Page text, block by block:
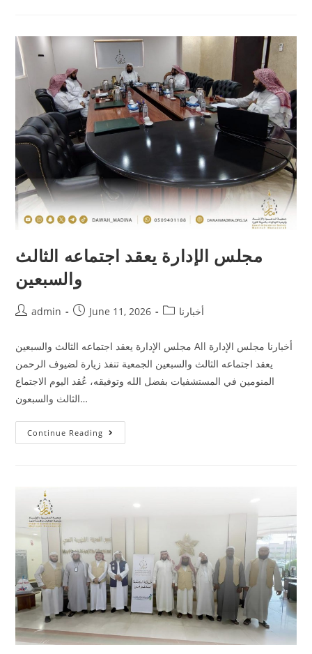
مجلس الإدارة يعقد اجتماعه الثالث
والسبعين
admin June 11, 2026 أخبارنا
مجلس الإدارة يعقد اجتماعه الثالث والسبعين All أخبارنا مجلس الإدارة
يعقد اجتماعه الثالث والسبعين الجمعية تنفذ زيارة لضيوف الرحمن
المنومين في المستشفيات بفضل الله وتوفيقه، عُقد اليوم الاجتماع
الثالث والسبعون…
Continue Reading